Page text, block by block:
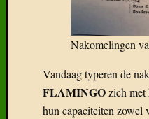
Nakomelingen
Vandaag typeren de
FLAMINGOzich met
hun capaciteiten zowel